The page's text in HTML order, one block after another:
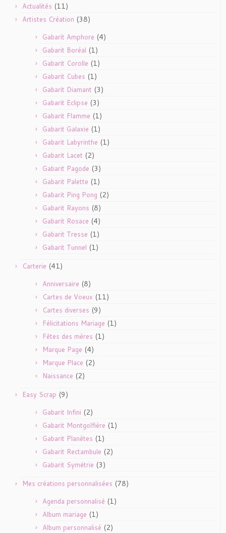
Actualités (11)
Artistes Création (38)
Gabarit Amphore (4)
Gabarit Boréal (1)
Gabarit Corolle (1)
Gabarit Cubes (1)
Gabarit Diamant (3)
Gabarit Eclipse (3)
Gabarit Flamme (1)
Gabarit Galaxie (1)
Gabarit Labyrinthe (1)
Gabarit Lacet (2)
Gabarit Pagode (3)
Gabarit Palette (1)
Gabarit Ping Pong (2)
Gabarit Rayons (8)
Gabarit Rosace (4)
Gabarit Tresse (1)
Gabarit Tunnel (1)
Carterie (41)
Anniversaire (8)
Cartes de Voeux (11)
Cartes diverses (9)
Félicitations Mariage (1)
Fêtes des mères (1)
Marque Page (4)
Marque Place (2)
Naissance (2)
Easy Scrap (9)
Gabarit Infini (2)
Gabarit Montgolfière (1)
Gabarit Planètes (1)
Gabarit Rectambule (2)
Gabarit Symétrie (3)
Mes créations personnalisées (78)
Agenda personnalisé (1)
Album mariage (1)
Album personnalisé (2)